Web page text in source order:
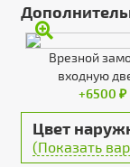
Врезной
входную
+6500 ₽
Цвет
(Показать